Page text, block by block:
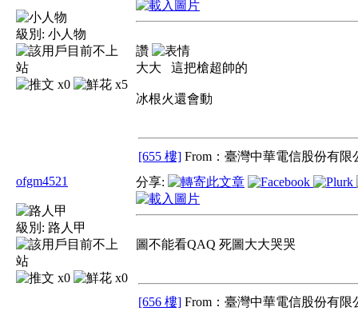
級別: 小人物
x0 x5
讚
大大 這把槍超帥的
冰根火還會動
[655 樓] From：臺灣中華電信股份有限
ofgm4521
級別: 路人甲
x0 x0
分享:
圖不能看QAQ 死圖大大哭哭
[656 樓] From：臺灣中華電信股份有限